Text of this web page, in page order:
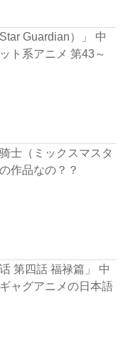
Guardian）」 中
ト系アニメ 第43～
士（ミックスマスタ
作品なの？？
第四話 福禄篇」 中
ャグアニメの日本語